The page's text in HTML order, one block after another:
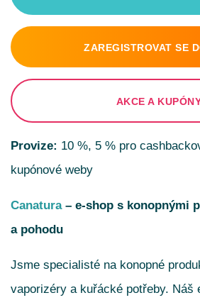
ZAREGISTROVAT SE
AKCE A
Provize: 10 %, 5 % pro
kupónové weby
Canatura– e-shop s konopnými
a pohodu
Jsme specialisté na konopné
vaporizéry a kuřácké potřeby. Náš